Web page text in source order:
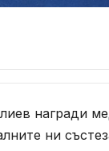
награди
ни